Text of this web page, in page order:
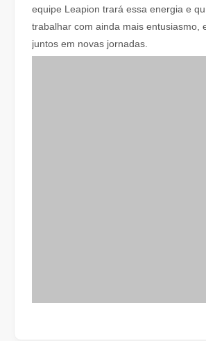
equipe Leapion trará essa energia e
trabalhar com ainda mais entusiasmo,
juntos em novas jornadas.